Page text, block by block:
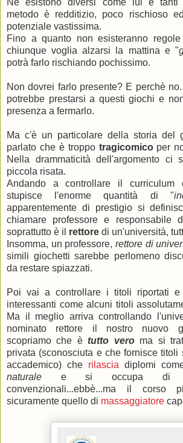
Ne esistono diversi come lui e tanti
metodo è redditizio, poco rischioso
potenziale vastissima.
Fino a quanto non esisteranno
chiunque voglia alzarsi la mattina e "
potrà farlo rischiando pochissimo.
Non dovrei farlo presente? E perchè
potrebbe prestarsi a questi giochi e
presenza a fermarlo.
Ma c'è un particolare della storia del
parlato che è troppo tragicomico per
Nella drammaticità dell'argomento ci
piccola risata.
Andando a controllare il curriculum
stupisce l'enorme quantità di "
apparentemente di prestigio si
chiamare professore e responsabile
soprattutto è il rettore di un'università,
Insomma, un professore, rettore di
simili giochetti sarebbe perlomeno
da restare spiazzati.
Poi vai a controllare i titoli riportati e
interessanti come alcuni titoli
Ma il meglio arriva controllando
nominato rettore il nostro nuovo
scopriamo che ètutto veroma si
privata (sconosciuta e che fornisce titoli
accademico) che rilascia diplomi
naturale e si occupa di
convenzionali...ebbè...ma il corso
sicuramente quello di massaggiatore